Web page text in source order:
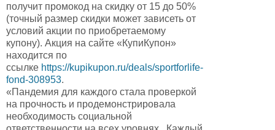
получит промокод на скидку от 15 до 50%
(точный размер скидки может зависеть от
условий акции по приобретаемому
купону). Акция на сайте «КупиКупон»
находится по
ссылке https://kupikupon.ru/deals/sportforlife-
fond-308953.
«Пандемия для каждого стала проверкой
на прочность и продемонстрировала
необходимость социальной